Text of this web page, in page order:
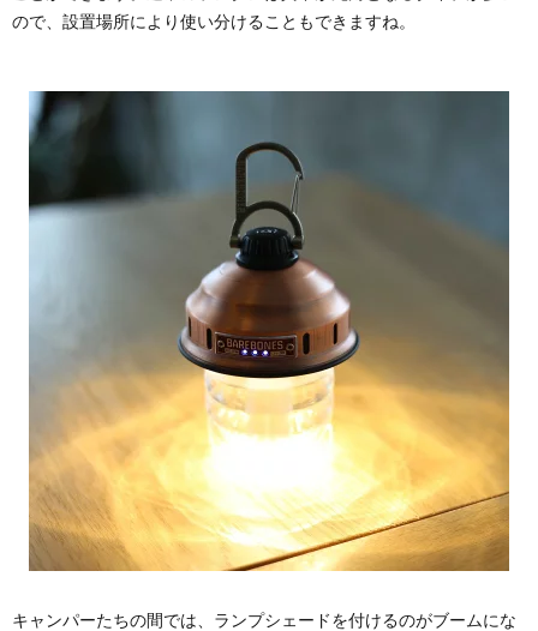
ので、設置場所により使い分けることもできますね。
キャンパーたちの間では、ランプシェードを付けるのがブームにな